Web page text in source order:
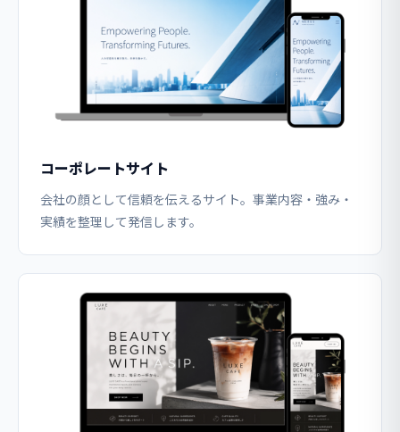
コーポレートサイト
会社の顔として信頼を伝えるサイト。事業内容・強み・
実績を整理して発信します。